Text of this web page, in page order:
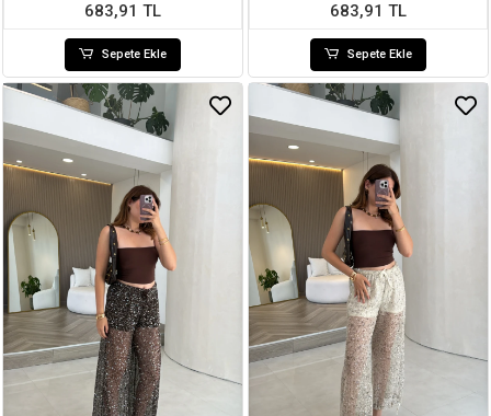
683,91 TL
Sepete Ekle
683,91 TL
Sepete Ekle